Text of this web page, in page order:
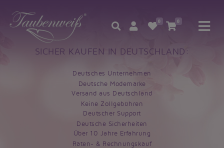
0 0
SICHER KAUFEN IN DEUTSCHLAND:
Deutsches Unternehmen
Deutsche Modemarke
Versand aus Deutschland
Keine Zollgebühren
Deutscher Support
Deutsche Sicherheiten
Über 10 Jahre Erfahrung
Raten- & Rechnungskauf